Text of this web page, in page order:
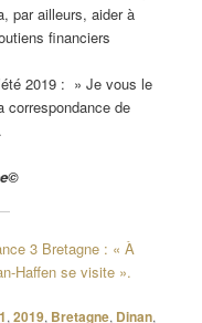
par ailleurs, aider à
financiers
2019 : » Je vous le
correspondance de
3 Bretagne : « À
Haffen se visite ».
,2019, Bretagne, Dinan,